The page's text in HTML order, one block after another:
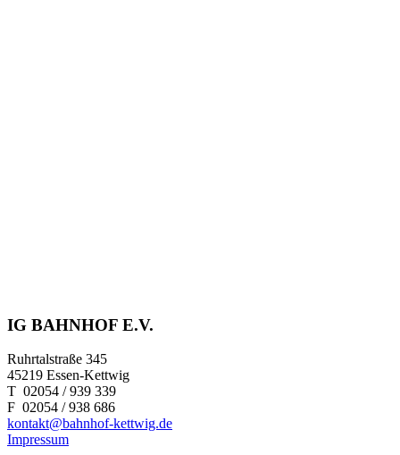
IG BAHNHOF E.V.
Ruhrtalstraße 345
45219 Essen-Kettwig
T 02054 / 939 339
F 02054 / 938 686
kontakt@bahnhof-kettwig.de
Impressum